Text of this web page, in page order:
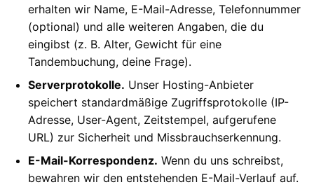
erhalten wir Name, E-Mail-Adresse, Telefonnummer
(optional) und alle weiteren Angaben, die du
eingibst (z. B. Alter, Gewicht für eine
Tandembuchung, deine Frage).
Serverprotokolle. Unser Hosting-Anbieter
speichert standardmäßige Zugriffsprotokolle (IP-
Adresse, User-Agent, Zeitstempel, aufgerufene
URL) zur Sicherheit und Missbrauchserkennung.
E-Mail-Korrespondenz. Wenn du uns schreibst,
bewahren wir den entstehenden E-Mail-Verlauf auf.